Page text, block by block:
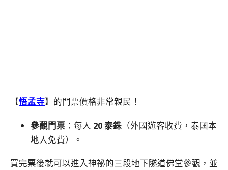
【悟孟寺】的門票價格非常親民！
參觀門票 ：每人 20 泰銖 （外國遊客收費，泰國本
地人免費）。
買完票後就可以進入神祕的三段地下隧道佛堂參觀，並